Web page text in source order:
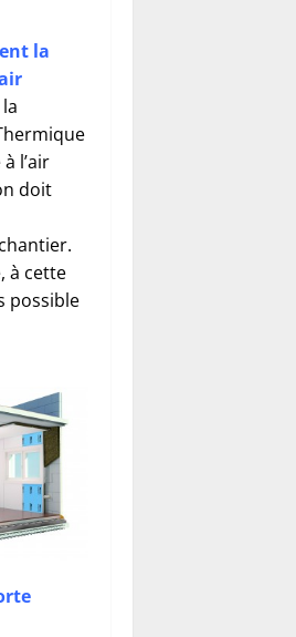
la
l’air
doit
à cette
possible